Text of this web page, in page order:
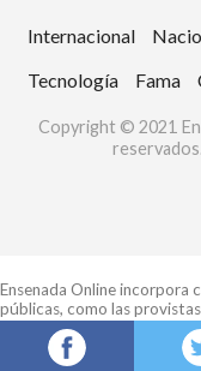
Internacional
Tecnología
Fama
Copyright © 2021
Ensenada Online incorpora
públicas, como las
autor pertenecen a sus
contenido completo y
aclaración o solicitud de